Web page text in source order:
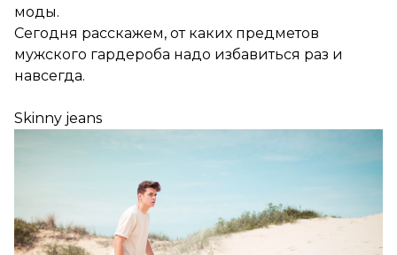
моды.
Сегодня расскажем, от каких предметов
мужского гардероба надо избавиться раз и
навсегда.
Skinny jeans